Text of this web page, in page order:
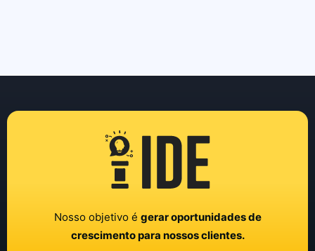
Nosso objetivo é gerar oportunidades de
crescimento para nossos clientes.